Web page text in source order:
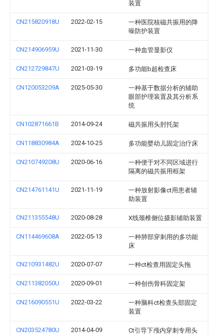
装置
CN215820918U 2022-02-15
一种医院核磁共振用的降
噪防护装置
CN214906959U 2021-11-30 一种血管显影仪
CN212729847U 2021-03-19 多功能b超检查床
CN120053209A 2025-05-30
一种基于数据分析的辅助
眼部护理装置及其分析系
统
CN102871661B 2014-09-24 磁共振用头肘托架
CN118830984A 2024-10-25 多功能婴幼儿固定治疗床
CN210749208U 2020-06-16
一种便于对不同区域进行
隔离的磁共振用框架
CN214761141U 2021-11-19
一种放射影像ct用患者辅
助装置
CN211355548U 2020-08-28 X线颈椎侧位摄影辅助装置
CN114469608A 2022-05-13
一种肺部穿刺用的多功能
床
CN210931482U 2020-07-07 一种ct检查用固定头拖
CN211382050U 2020-09-01 一种创伤骨科固定架
CN216090551U 2022-03-22
一种脑科ct检查头部固定
装置
CN203524780U 2014-04-09
Ct引导下颅内穿刺专用头